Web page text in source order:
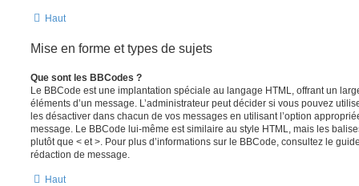
Haut
Mise en forme et types de sujets
Que sont les BBCodes ?
Le BBCode est une implantation spéciale au langage HTML, offrant un
éléments d’un message. L’administrateur peut décider si vous pouvez
les désactiver dans chacun de vos messages en utilisant l’option
message. Le BBCode lui-même est similaire au style HTML, mais les
plutôt que < et >. Pour plus d’informations sur le BBCode, consultez le
rédaction de message.
Haut